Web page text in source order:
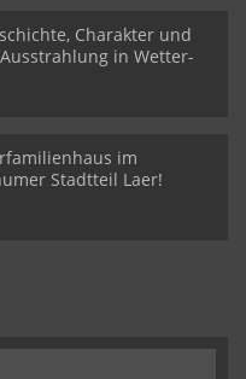
Charakter und
in Wetter-
im
Stadtteil Laer!